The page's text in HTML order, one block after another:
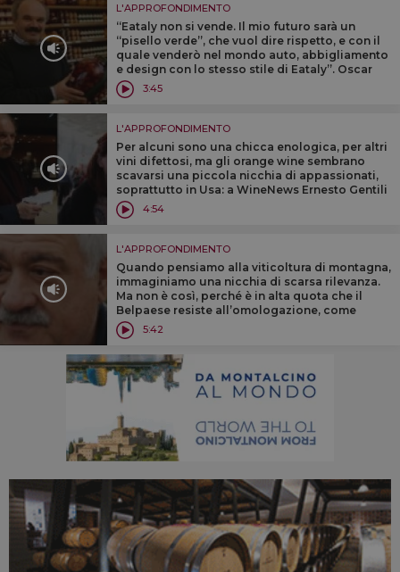
L'APPROFONDIMENTO
‘‘Eataly non si vende. Il mio futuro sarà un
‘‘pisello verde’’, che vuol dire rispetto, e con il
quale venderò nel mondo auto, abbigliamento
e design con lo stesso stile di Eataly’’. Oscar
Farinetti svela il suo futuro a WineNews
3:45
L'APPROFONDIMENTO
Per alcuni sono una chicca enologica, per altri
vini difettosi, ma gli orange wine sembrano
scavarsi una piccola nicchia di appassionati,
soprattutto in Usa: a WineNews Ernesto Gentili
(L’Espresso) ed Eleonora Guerini (Vini d’Italia
Gambero Rosso)
4:54
L'APPROFONDIMENTO
Quando pensiamo alla viticoltura di montagna,
immaginiamo una nicchia di scarsa rilevanza.
Ma non è così, perché è in alta quota che il
Belpaese resiste all’omologazione, come
racconta a WineNews il professor Attilio
Scienza
5:42